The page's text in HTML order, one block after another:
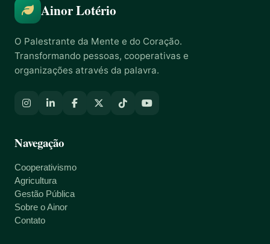
Ainor Lotério
O Palestrante da Mente e do Coração.
Transformando pessoas, cooperativas e
organizações através da palavra.
Navegação
Cooperativismo
Agricultura
Gestão Pública
Sobre o Ainor
Contato